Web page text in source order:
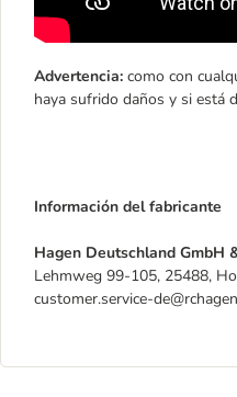
Advertencia: como con
haya sufrido daños y si está
Información del fabricante
Hagen Deutschland GmbH
Lehmweg 99-105, 25488,
customer.service-